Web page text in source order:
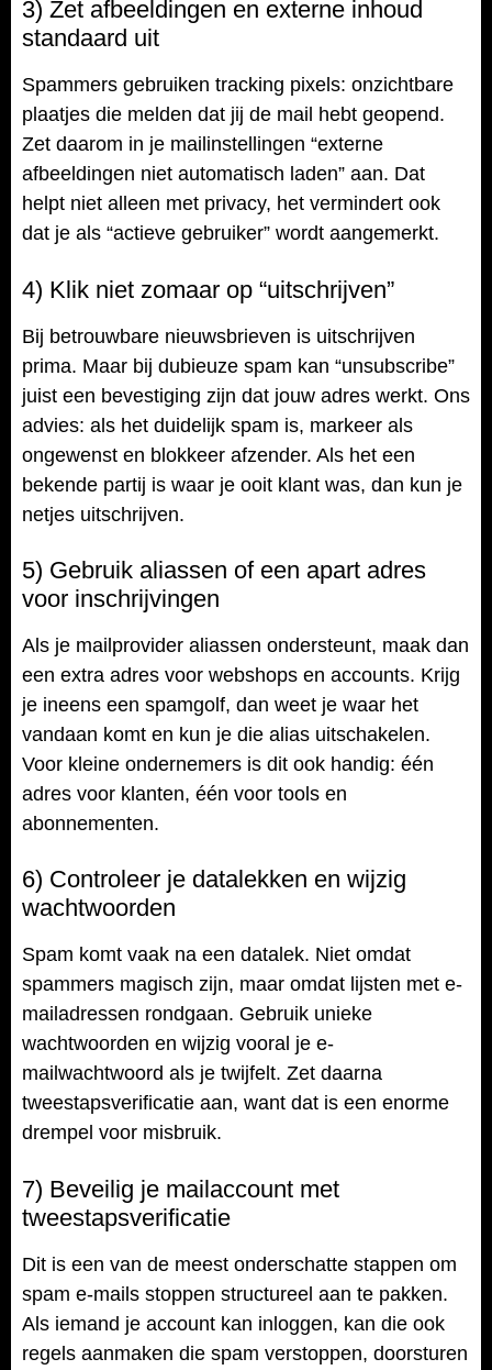
3) Zet afbeeldingen en externe inhoud
standaard uit
Spammers gebruiken tracking pixels: onzichtbare
plaatjes die melden dat jij de mail hebt geopend.
Zet daarom in je mailinstellingen “externe
afbeeldingen niet automatisch laden” aan. Dat
helpt niet alleen met privacy, het vermindert ook
dat je als “actieve gebruiker” wordt aangemerkt.
4) Klik niet zomaar op “uitschrijven”
Bij betrouwbare nieuwsbrieven is uitschrijven
prima. Maar bij dubieuze spam kan “unsubscribe”
juist een bevestiging zijn dat jouw adres werkt. Ons
advies: als het duidelijk spam is, markeer als
ongewenst en blokkeer afzender. Als het een
bekende partij is waar je ooit klant was, dan kun je
netjes uitschrijven.
5) Gebruik aliassen of een apart adres
voor inschrijvingen
Als je mailprovider aliassen ondersteunt, maak dan
een extra adres voor webshops en accounts. Krijg
je ineens een spamgolf, dan weet je waar het
vandaan komt en kun je die alias uitschakelen.
Voor kleine ondernemers is dit ook handig: één
adres voor klanten, één voor tools en
abonnementen.
6) Controleer je datalekken en wijzig
wachtwoorden
Spam komt vaak na een datalek. Niet omdat
spammers magisch zijn, maar omdat lijsten met e-
mailadressen rondgaan. Gebruik unieke
wachtwoorden en wijzig vooral je e-
mailwachtwoord als je twijfelt. Zet daarna
tweestapsverificatie aan, want dat is een enorme
drempel voor misbruik.
7) Beveilig je mailaccount met
tweestapsverificatie
Dit is een van de meest onderschatte stappen om
spam e-mails stoppen structureel aan te pakken.
Als iemand je account kan inloggen, kan die ook
regels aanmaken die spam verstoppen, doorsturen